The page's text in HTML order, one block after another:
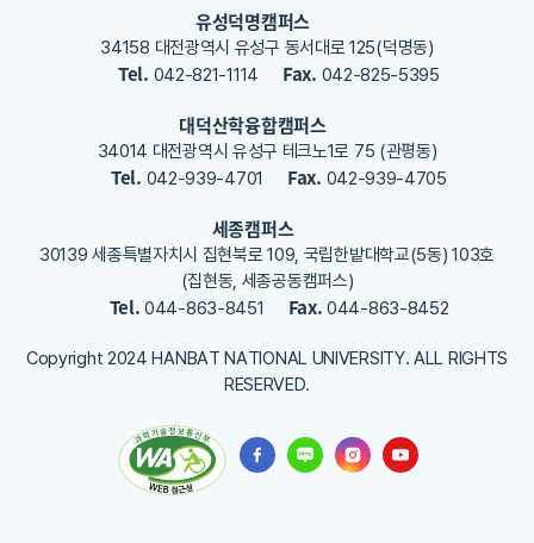
해
주
유성덕명캠퍼스
34158 대전광역시 유성구 동서대로 125(덕명동)
Tel. 042-821-1114 Fax. 042-825-5395
대덕산학융합캠퍼스
34014 대전광역시 유성구 테크노1로 75 (관평동)
Tel. 042-939-4701 Fax. 042-939-4705
세종캠퍼스
30139 세종특별자치시 집현북로 109, 국립한밭대학교(5동) 103호
(집현동, 세종공동캠퍼스)
Tel.044-863-8451 Fax. 044-863-8452
Copyright 2024 HANBAT NATIONAL UNIVERSITY. ALL RIGHTS
RESERVED.